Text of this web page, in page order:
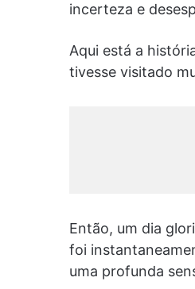
incerteza e
Aqui está a
tivesse visitado
Então, um dia
foi
uma profunda